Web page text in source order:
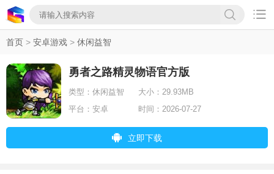

首页 > 安卓游戏 > 休闲益智
勇者之路精灵物语官方版
类型： 休闲益智 大小： 29.93MB
平台： 安卓 时间： 2026-07-27
立即下载